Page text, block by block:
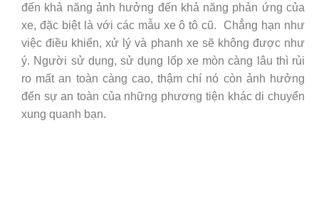
đến khả năng ảnh hưởng đến khả năng phản ứng của
xe, đặc biệt là với các mẫu xe ô tô cũ. Chẳng hạn như
việc điều khiển, xử lý và phanh xe sẽ không được như
ý. Người sử dụng, sử dụng lốp xe mòn càng lâu thì rủi
ro mất an toàn càng cao, thậm chí nó còn ảnh hưởng
đến sự an toàn của những phương tiện khác di chuyển
xung quanh bạn.